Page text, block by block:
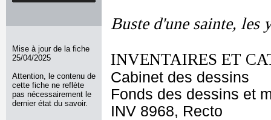
Mise à jour de la fiche
25/04/2025
Attention, le contenu de
cette fiche ne reflète
pas nécessairement le
dernier état du savoir.
Buste d'une sainte, les
INVENTAIRES ET
Cabinet des dessins
Fonds des dessins et
INV 8968, Recto